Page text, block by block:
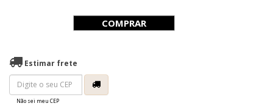
COMPRAR
Estimar frete
Não sei meu CEP